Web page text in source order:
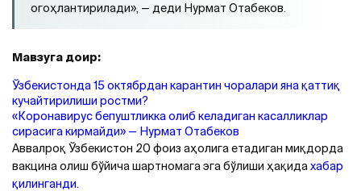
огоҳлантирилади», — деди Нурмат Отабеков.
Мавзуга доир:
Ўзбекистонда 15 октябрдан карантин чоралари яна қаттиқ
кучайтирилиши ростми?
«Коронавирус бепуштликка олиб келадиган касалликлар
сирасига кирмайди» — Нурмат Отабеков
Aввалроқ Ўзбекистон 20 фоиз аҳолига етадиган миқдорда
вакцина олиш бўйича шартномага эга бўлиши ҳақидахабар
қилинганди.